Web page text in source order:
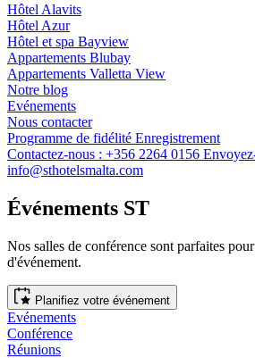
Hôtel Alavits
Hôtel Azur
Hôtel et spa Bayview
Appartements Blubay
Appartements Valletta View
Notre blog
Evénements
Nous contacter
Programme de fidélité Enregistrement
Contactez-nous : +356 2264 0156
info@sthotelsmalta.com
Événements ST
Nos salles de conférence sont parfaites
d'événement.
Planifiez votre événement
Evénements
Conférence
Réunions